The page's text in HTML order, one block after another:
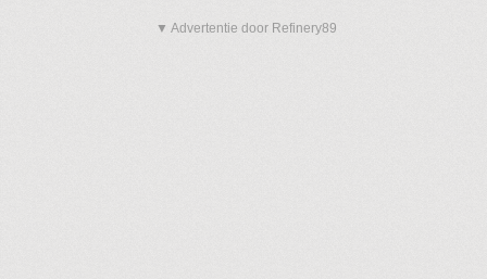
▼ Advertentie door Refinery89